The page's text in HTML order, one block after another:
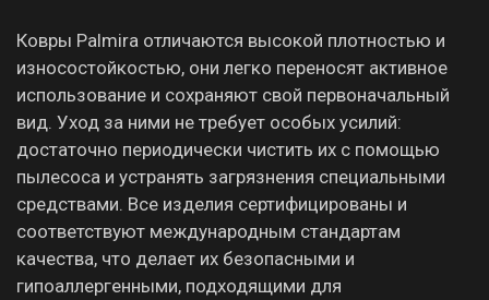
Ковры Palmira отличаются высокой плотностью и
износостойкостью, они легко переносят активное
использование и сохраняют свой первоначальный
вид. Уход за ними не требует особых усилий:
достаточно периодически чистить их с помощью
пылесоса и устранять загрязнения специальными
средствами. Все изделия сертифицированы и
соответствуют международным стандартам
качества, что делает их безопасными и
гипоаллергенными, подходящими для